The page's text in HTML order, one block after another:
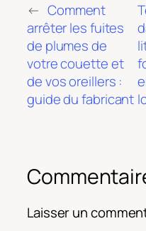
← Comment
arrêter les fuites
de plumes de
votre couette et
de vos oreillers :
guide du fabricant
Laisser un